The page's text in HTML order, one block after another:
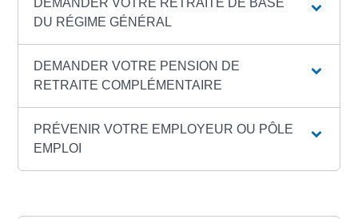
DU RÉGIME GÉNÉRAL
DEMANDER VOTRE PENSION DE
RETRAITE COMPLÉMENTAIRE
PRÉVENIR VOTRE EMPLOYEUR OU PÔLE
EMPLOI